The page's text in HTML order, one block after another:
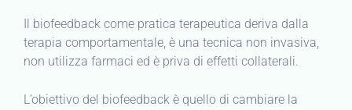
Il biofeedback come pratica terapeutica deriva dalla
terapia comportamentale, è una tecnica non invasiva,
non utilizza farmaci ed è priva di effetti collaterali.
L’obiettivo del biofeedback è quello di cambiare la